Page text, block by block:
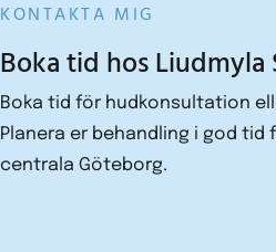
KONTAKTA MIG
Boka tid hos
Boka tid för hudkonsultation
Planera er behandling i god
centrala Göteborg.